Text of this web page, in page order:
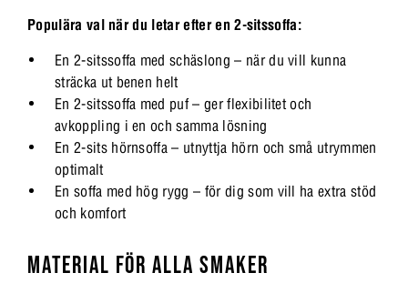
Populära val när du letar efter en 2-sitssoffa:
En 2-sitssoffa med schäslong – när du vill kunna
sträcka ut benen helt
En 2-sitssoffa med puf – ger flexibilitet och
avkoppling i en och samma lösning
En 2-sits hörnsoffa – utnyttja hörn och små utrymmen
optimalt
En soffa med hög rygg – för dig som vill ha extra stöd
och komfort
MATERIAL FÖR ALLA SMAKER